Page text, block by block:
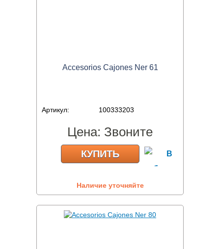
Accesorios Cajones Ner 61
Артикул: 100333203
Цена: Звоните
КУПИТЬ
Наличие уточняйте